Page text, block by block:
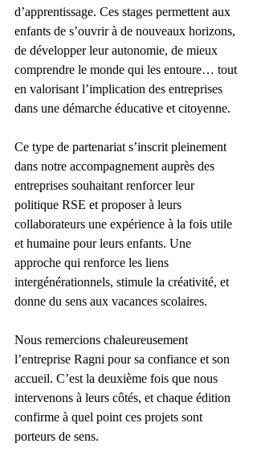
d’apprentissage. Ces stages permettent aux
enfants de s’ouvrir à de nouveaux horizons,
de développer leur autonomie, de mieux
comprendre le monde qui les entoure… tout
en valorisant l’implication des entreprises
dans une démarche éducative et citoyenne.
Ce type de partenariat s’inscrit pleinement
dans notre accompagnement auprès des
entreprises souhaitant renforcer leur
politique RSE et proposer à leurs
collaborateurs une expérience à la fois utile
et humaine pour leurs enfants. Une
approche qui renforce les liens
intergénérationnels, stimule la créativité, et
donne du sens aux vacances scolaires.
Nous remercions chaleureusement
l’entreprise Ragni pour sa confiance et son
accueil. C’est la deuxième fois que nous
intervenons à leurs côtés, et chaque édition
confirme à quel point ces projets sont
porteurs de sens.